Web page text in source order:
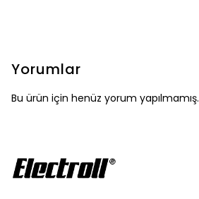
Yorumlar
Bu ürün için henüz yorum yapılmamış.